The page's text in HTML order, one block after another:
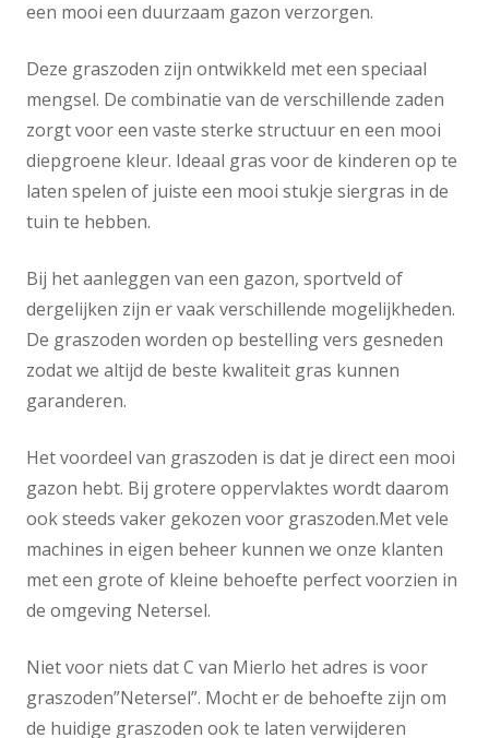
een mooi een duurzaam gazon verzorgen.
Deze graszoden zijn ontwikkeld met een speciaal
mengsel. De combinatie van de verschillende zaden
zorgt voor een vaste sterke structuur en een mooi
diepgroene kleur. Ideaal gras voor de kinderen op te
laten spelen of juiste een mooi stukje siergras in de
tuin te hebben.
Bij het aanleggen van een gazon, sportveld of
dergelijken zijn er vaak verschillende mogelijkheden.
De graszoden worden op bestelling vers gesneden
zodat we altijd de beste kwaliteit gras kunnen
garanderen.
Het voordeel van graszoden is dat je direct een mooi
gazon hebt. Bij grotere oppervlaktes wordt daarom
ook steeds vaker gekozen voor graszoden.Met vele
machines in eigen beheer kunnen we onze klanten
met een grote of kleine behoefte perfect voorzien in
de omgeving Netersel.
Niet voor niets dat C van Mierlo het adres is voor
graszoden”Netersel”. Mocht er de behoefte zijn om
de huidige graszoden ook te laten verwijderen